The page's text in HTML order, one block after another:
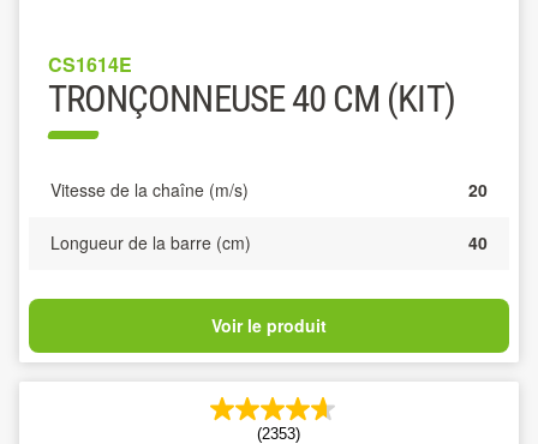
CS1614E
TRONÇONNEUSE 40 CM (KIT)
Vitesse de la chaîne (m/s) 20
Longueur de la barre (cm) 40
Voir le produit
(2353)